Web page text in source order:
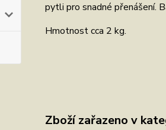
pytli pro snadné přenášení.
Hmotnost cca 2 kg.
Zboží zařazeno v